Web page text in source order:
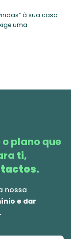
à sua casa
uma
plano que
ti,
nossa
e dar